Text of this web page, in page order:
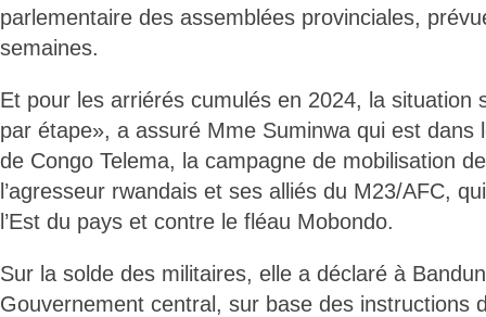
parlementaire des assemblées provinciales,
semaines.
Et pour les arriérés cumulés en 2024, la situation
par étape», a assuré Mme Suminwa qui est dans
de Congo Telema, la campagne de mobilisation
l’agresseur rwandais et ses alliés du M23/AFC,
l’Est du pays et contre le fléau Mobondo.
Sur la solde des militaires, elle a déclaré à
Gouvernement central, sur base des instructions